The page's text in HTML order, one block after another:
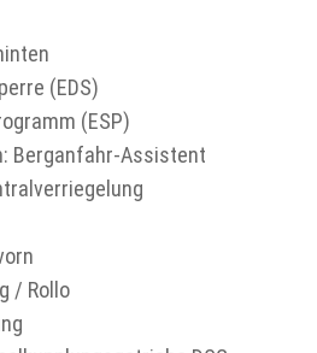
(EDS)
(ESP)
Berganfahr-Assistent
/ Rollo